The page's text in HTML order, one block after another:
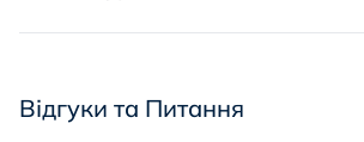
Відгуки та Питання